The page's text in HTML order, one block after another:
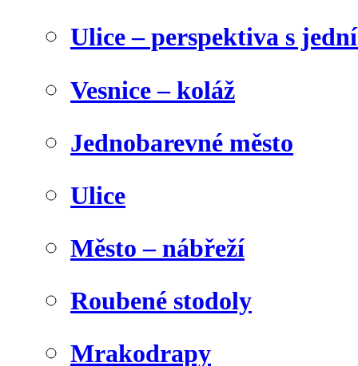
Ulice – perspektiva s
Vesnice – koláž
Jednobarevné město
Ulice
Město – nábřeží
Roubené stodoly
Mrakodrapy